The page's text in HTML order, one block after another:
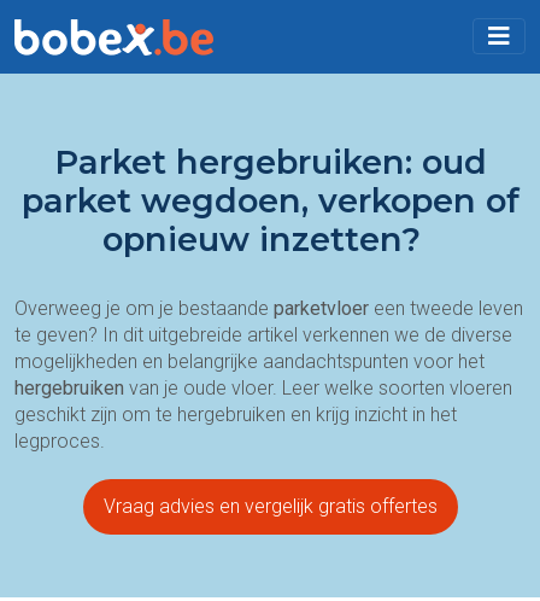
Parket hergebruiken: oud
parket wegdoen, verkopen of
opnieuw inzetten?
Overweeg je om je bestaande parketvloer een tweede leven
te geven? In dit uitgebreide artikel verkennen we de diverse
mogelijkheden en belangrijke aandachtspunten voor het
hergebruiken van je oude vloer. Leer welke soorten vloeren
geschikt zijn om te hergebruiken en krijg inzicht in het
legproces.
Vraag advies en vergelijk gratis offertes